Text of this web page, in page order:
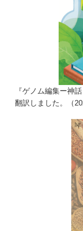
『ゲノム編集ー神話
翻訳しました。（